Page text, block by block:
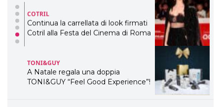
COTRIL
Continua la carrellata di look firmati
Cotril alla Festa del Cinema di Roma
TONI&GUY
A Natale regala una doppia
TONI&GUY “Feel Good Experience”!